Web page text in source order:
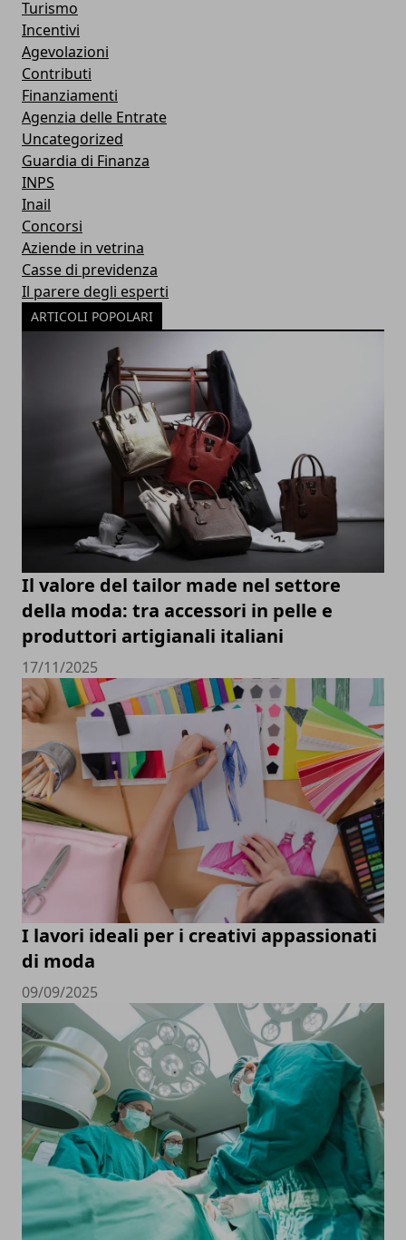
Turismo
Incentivi
Agevolazioni
Contributi
Finanziamenti
Agenzia delle Entrate
Uncategorized
Guardia di Finanza
INPS
Inail
Concorsi
Aziende in vetrina
Casse di previdenza
Il parere degli esperti
ARTICOLI POPOLARI
Il valore del tailor made nel settore
della moda: tra accessori in pelle e
produttori artigianali italiani
17/11/2025
I lavori ideali per i creativi appassionati
di moda
09/09/2025